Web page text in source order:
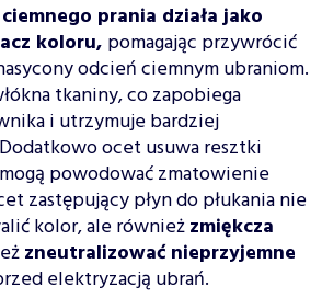
prania działa jako
koloru, pomagając przywrócić
odcień ciemnym ubraniom.
tkaniny, co zapobiega
i utrzymuje bardziej
ocet usuwa resztki
powodować zmatowienie
zastępujący płyn do płukania nie
kolor, ale równieżzmiękcza
zneutralizować nieprzyjemne
elektryzacją ubrań.